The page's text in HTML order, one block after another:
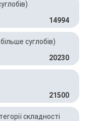
14994
суглобів)
20230
21500
складності